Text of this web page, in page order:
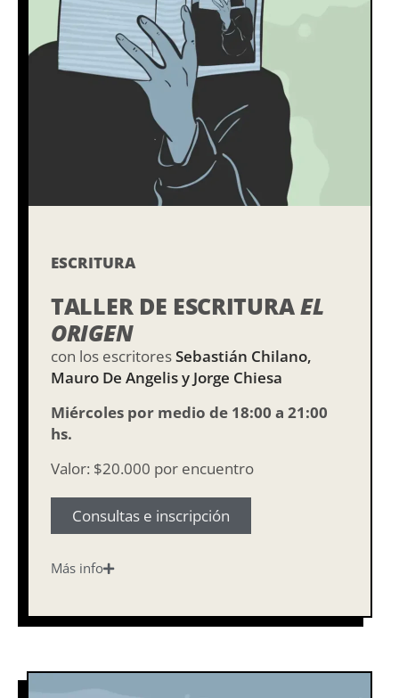
ESCRITURA
TALLER DE ESCRITURAEL
ORIGEN
con los escritoresSebastián Chilano,
Mauro De Angelis y Jorge Chiesa
Miércoles por medio de 18:00 a 21:00
hs.
Valor: $20.000 por encuentro
Consultas e inscripción
Más info